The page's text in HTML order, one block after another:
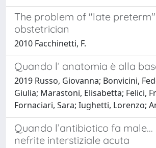
The problem of "late
obstetrician
2010 Facchinetti, F.
Quando l’ anatomia è alla
2019 Russo, Giovanna; Bonvicini,
Giulia; Marastoni, Elisabetta; Felici,
Fornaciari, Sara; Iughetti, Lorenzo;
Quando l’antibiotico fa male...
nefrite interstiziale acuta